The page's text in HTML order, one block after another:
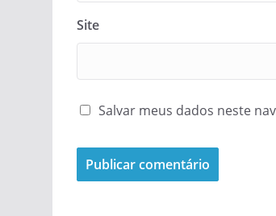
Site
Salvar meus dados neste